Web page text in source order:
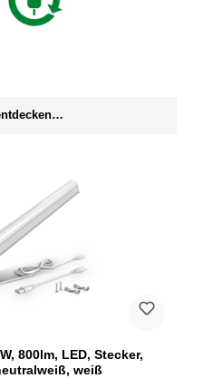
800lm, LED, Stecker,
weiß